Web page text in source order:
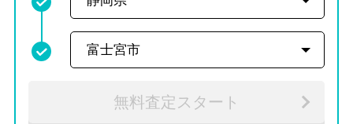
無料査定スタート